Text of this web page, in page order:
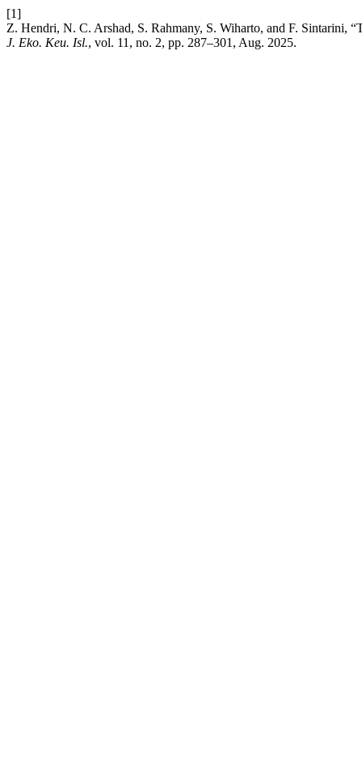
[1]
Z. Hendri, N. C. Arshad, S. Rahmany, S. Wiharto, and F. Sintarini,
J. Eko. Keu. Isl., vol. 11, no. 2, pp. 287–301, Aug. 2025.